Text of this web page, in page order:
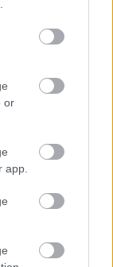
or
app.
kladivo a
Takáto
každý